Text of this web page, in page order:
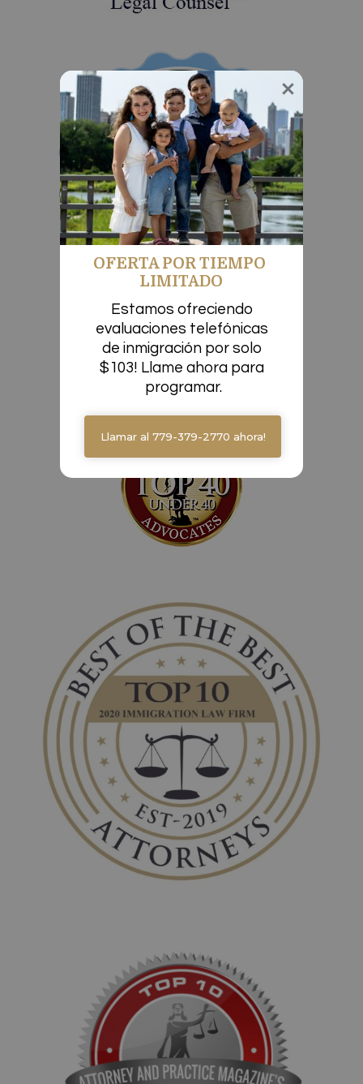
Llamar al 779-379-2770 ahora!
OFERTA POR TIEMPO
LIMITADO
Estamos ofreciendo
evaluaciones telefónicas
de inmigración por solo
$103! Llame ahora para
programar.